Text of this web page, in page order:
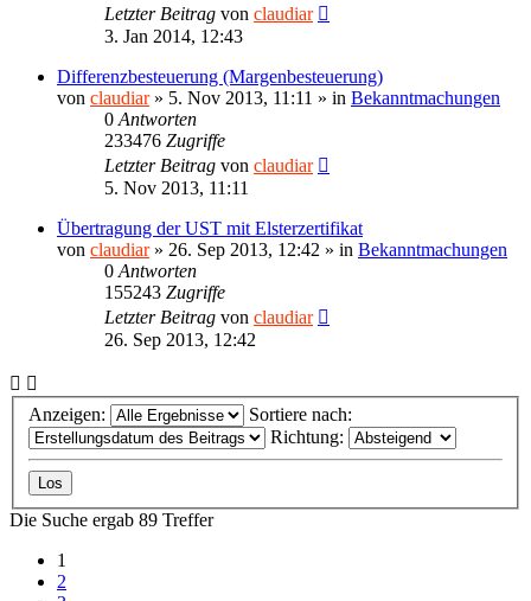
Letzter Beitrag von claudiar
3. Jan 2014, 12:43
Differenzbesteuerung (Margenbesteuerung)
von claudiar» 5. Nov 2013, 11:11 » in Bekanntmachungen
0 Antworten
233476 Zugriffe
Letzter Beitrag von claudiar
5. Nov 2013, 11:11
Übertragung der UST mit Elsterzertifikat
von claudiar» 26. Sep 2013, 12:42 » in Bekanntmachungen
0 Antworten
155243 Zugriffe
Letzter Beitrag von claudiar
26. Sep 2013, 12:42
Anzeigen:
Sortiere nach:
Richtung:
Die Suche ergab 89 Treffer
1
2